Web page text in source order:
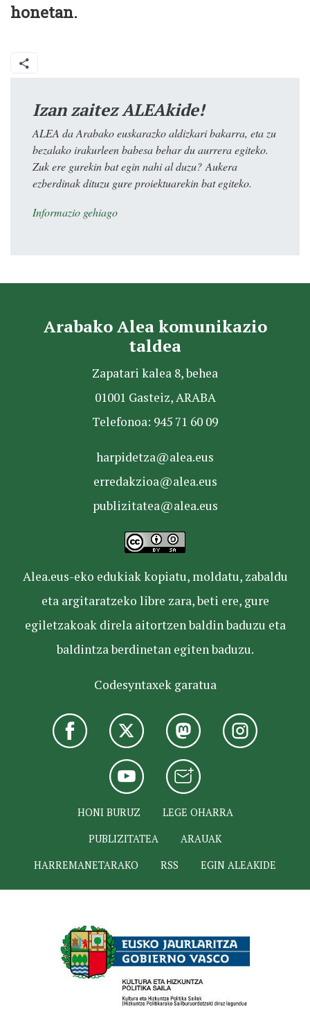
honetan.
Izan zaitez ALEAkide!
ALEA da Arabako euskarazko aldizkari bakarra, eta zu
bezalako irakurleen babesa behar du aurrera egiteko.
Zuk ere gurekin bat egin nahi al duzu? Aukera
ezberdinak dituzu gure proiektuarekin bat egiteko.
Informazio gehiago
Arabako Alea komunikazio
taldea
Zapatari kalea 8, behea
01001 Gasteiz, ARABA
Telefonoa: 945 71 60 09
harpidetza@alea.eus
erredakzioa@alea.eus
publizitatea@alea.eus
Alea.eus-eko edukiak kopiatu, moldatu, zabaldu
eta argitaratzeko libre zara, beti ere, gure
egiletzakoak direla aitortzen baldin baduzu eta
baldintza berdinetan egiten baduzu.
Codesyntaxek garatua
HONI BURUZ
LEGE OHARRA
PUBLIZITATEA
ARAUAK
HARREMANETARAKO
RSS EGIN ALEAKIDE